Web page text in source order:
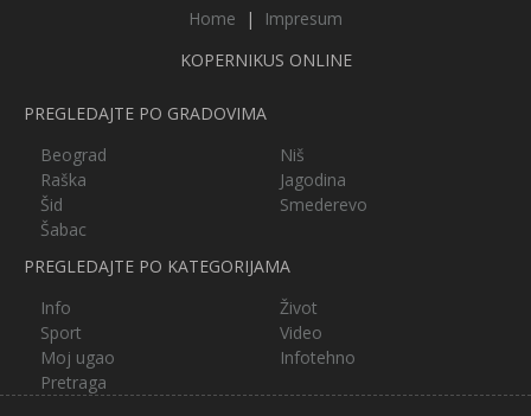
Home |
Impresum
KOPERNIKUS ONLINE
PREGLEDAJTE PO GRADOVIMA
Beograd
Niš
Raška
Jagodina
Šid
Smederevo
Šabac
PREGLEDAJTE PO KATEGORIJAMA
Info
Život
Sport
Video
Moj ugao
Infotehno
Pretraga